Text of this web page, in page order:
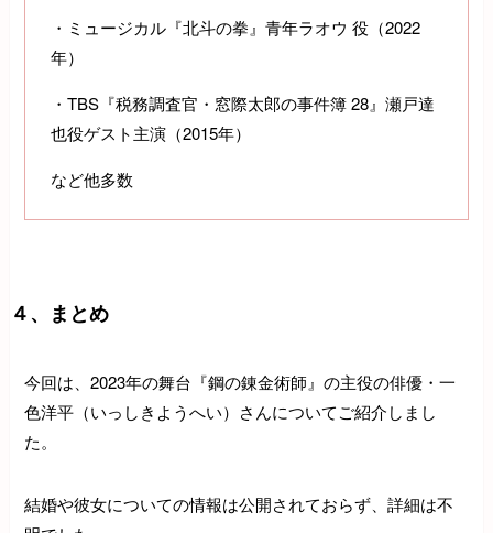
・ミュージカル『北斗の拳』青年ラオウ 役（2022
年）
・TBS『税務調査官・窓際太郎の事件簿 28』瀬戸達
也役ゲスト主演（2015年）
など他多数
４、まとめ
今回は、2023年の舞台『鋼の錬金術師』の主役の俳優・一
色洋平（いっしきようへい）さんについてご紹介しまし
た。
結婚や彼女についての情報は公開されておらず、詳細は不